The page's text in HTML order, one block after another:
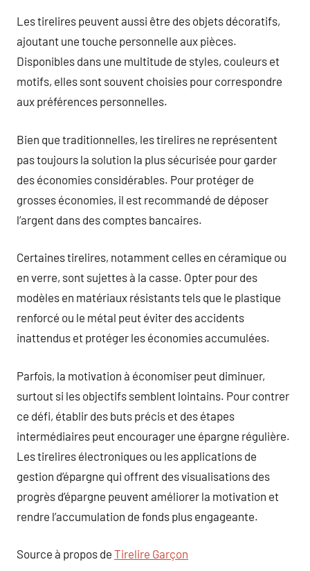
Les tirelires peuvent aussi être des objets décoratifs,
ajoutant une touche personnelle aux pièces.
Disponibles dans une multitude de styles, couleurs et
motifs, elles sont souvent choisies pour correspondre
aux préférences personnelles.
Bien que traditionnelles, les tirelires ne représentent
pas toujours la solution la plus sécurisée pour garder
des économies considérables. Pour protéger de
grosses économies, il est recommandé de déposer
l’argent dans des comptes bancaires.
Certaines tirelires, notamment celles en céramique ou
en verre, sont sujettes à la casse. Opter pour des
modèles en matériaux résistants tels que le plastique
renforcé ou le métal peut éviter des accidents
inattendus et protéger les économies accumulées.
Parfois, la motivation à économiser peut diminuer,
surtout si les objectifs semblent lointains. Pour contrer
ce défi, établir des buts précis et des étapes
intermédiaires peut encourager une épargne régulière.
Les tirelires électroniques ou les applications de
gestion d’épargne qui offrent des visualisations des
progrès d’épargne peuvent améliorer la motivation et
rendre l’accumulation de fonds plus engageante.
Source à propos de Tirelire Garçon